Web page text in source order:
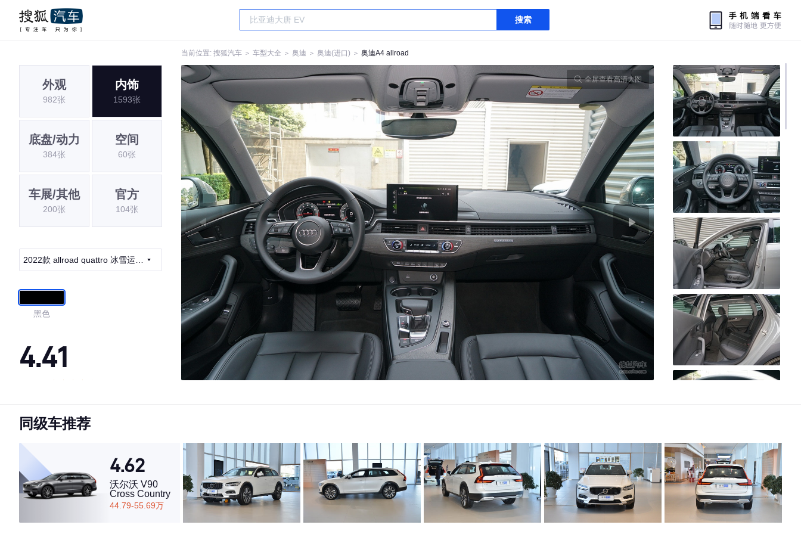
搜索
当前位置: 搜狐汽车 ＞ 车型大全 ＞ 奥迪 ＞ 奥迪(进口) ＞ 奥迪A4 allroad
外观
982张
内饰
1593张
底盘/动力
384张
空间
60张
车展/其他
200张
官方
104张
2022款 allroad quattro 冰雪运动
黑色
4.41
·内饰表现一般，低于57%同级车
·空间表现一般，低于94%同级车
全屏查看高清大图
同级车推荐
4.62
沃尔沃 V90
Cross Country
44.79-55.69万